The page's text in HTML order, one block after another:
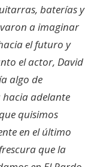
baterías y
a imaginar
el futuro y
el actor, David
algo de
adelante
quisimos
en el último
que la